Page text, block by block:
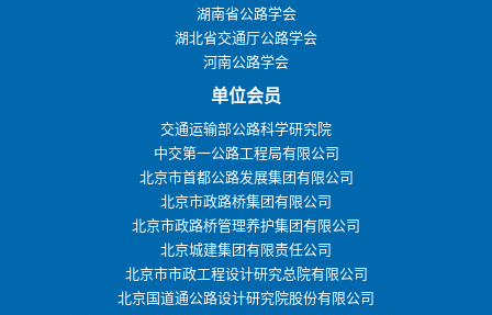
湖南省公路学会
湖北省交通厅公路学会
河南公路学会
单位会员
交通运输部公路科学研究院
中交第一公路工程局有限公司
北京市首都公路发展集团有限公司
北京市政路桥集团有限公司
北京市政路桥管理养护集团有限公司
北京城建集团有限责任公司
北京市市政工程设计研究总院有限公司
北京国道通公路设计研究院股份有限公司